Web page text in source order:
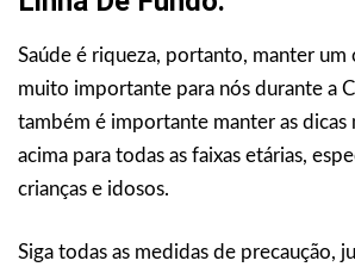
Saúde é riqueza, portanto, manter um
muito importante para nós durante a
também é importante manter as dicas
acima para todas as faixas etárias,
crianças e idosos.
Siga todas as medidas de precaução,